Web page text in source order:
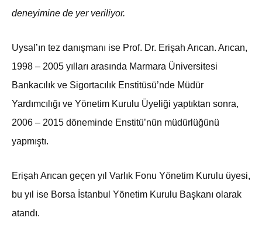
deneyimine de yer veriliyor.
Uysal’ın tez danışmanı ise Prof. Dr. Erişah Arıcan. Arıcan,
1998 – 2005 yılları arasında Marmara Üniversitesi
Bankacılık ve Sigortacılık Enstitüsü’nde Müdür
Yardımcılığı ve Yönetim Kurulu Üyeliği yaptıktan sonra,
2006 – 2015 döneminde Enstitü’nün müdürlüğünü
yapmıştı.
Erişah Arıcan geçen yıl Varlık Fonu Yönetim Kurulu üyesi,
bu yıl ise Borsa İstanbul Yönetim Kurulu Başkanı olarak
atandı.